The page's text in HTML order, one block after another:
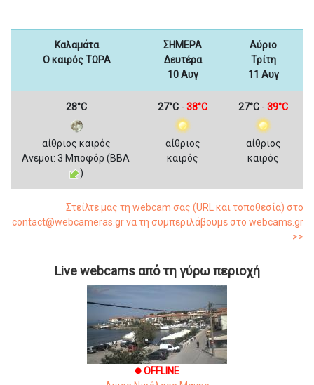
Καλαμάτα
Ο καιρός ΤΩΡΑ
ΣΗΜΕΡΑ
Δευτέρα
10 Αυγ
Αύριο
Τρίτη
11 Αυγ
28°C
αίθριος καιρός
Ανεμοι: 3 Μποφόρ (ΒΒΑ
)
27°C - 38°C
αίθριος
καιρός
27°C - 39°C
αίθριος
καιρός
Στείλτε μας τη webcam σας (URL και τοποθεσία) στο
contact@webcameras.gr να τη συμπεριλάβουμε στο webcams.gr
>>
Live webcams από τη γύρω περιοχή
brightness_1 OFFLINE